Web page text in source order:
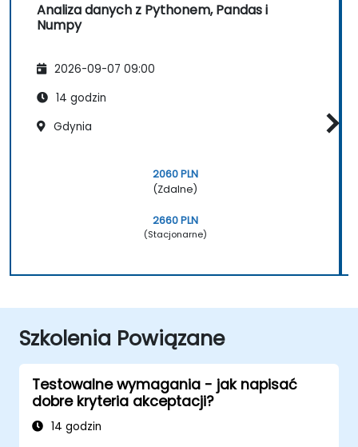
Analiza danych z Pythonem, Pandas i
Numpy
2026-09-07 09:00
14 godzin
Gdynia
2060 PLN
(Zdalne)
2660 PLN
(Stacjonarne)
Szkolenia Powiązane
Testowalne wymagania - jak napisać
dobre kryteria akceptacji?
14 godzin